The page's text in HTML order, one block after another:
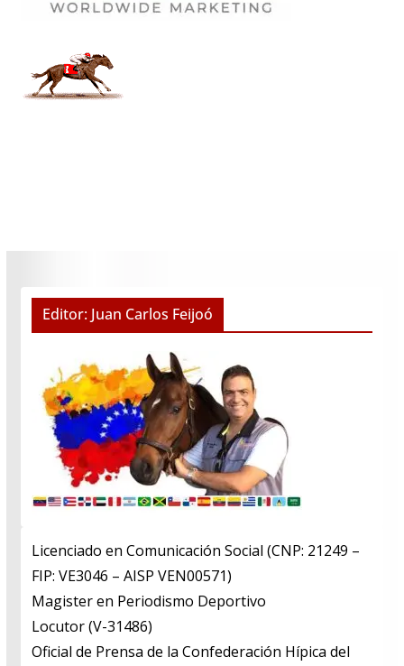
Editor: Juan Carlos Feijoó
Licenciado en Comunicación Social (CNP: 21249 –
FIP: VE3046 – AISP VEN00571)
​Magister en Periodismo Deportivo
​Locutor (V-31486)
​Oficial de Prensa de la Confederación Hípica del